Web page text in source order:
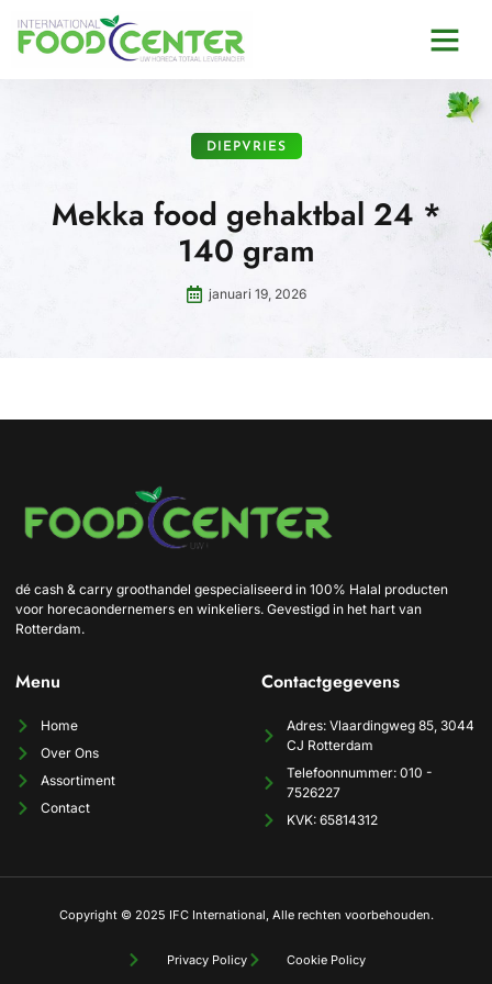
DIEPVRIES
Mekka food gehaktbal 24 *
140 gram
januari 19, 2026
dé cash & carry groothandel gespecialiseerd in 100% Halal producten
voor horecaondernemers en winkeliers. Gevestigd in het hart van
Rotterdam.
Menu
Home
Over Ons
Assortiment
Contact
Contactgegevens
Adres: Vlaardingweg 85, 3044
CJ Rotterdam
Telefoonnummer: 010 -
7526227
KVK: 65814312
Copyright © 2025 IFC International, Alle rechten voorbehouden.
Privacy Policy Cookie Policy